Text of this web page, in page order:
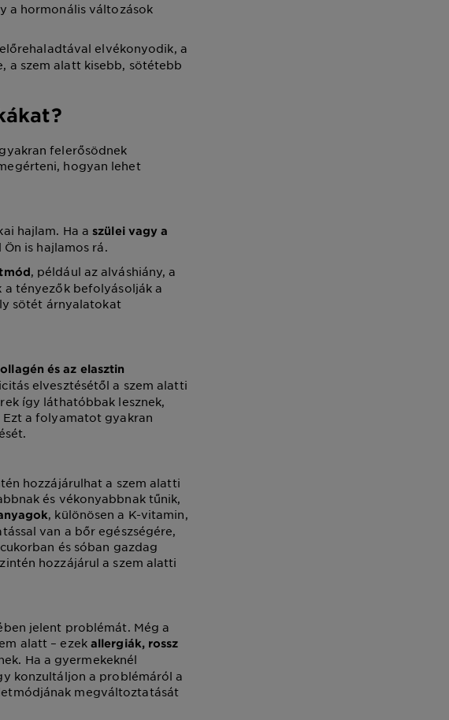
a hormonális változások
elvékonyodik, a
a szem alatt kisebb, sötétebb
felerősödnek
hogyan lehet
hajlam. Ha aszülei vagy a
is hajlamos rá.
, például az alváshiány, a
a tényezők befolyásolják a
sötét árnyalatokat
és az elasztin
elvesztésétől a szem alatti
így láthatóbbak lesznek,
Ezt a folyamatot gyakran
hozzájárulhat a szem alatti
és vékonyabbnak tűnik,
, különösen a K-vitamin,
van a bőr egészségére,
és sóban gazdag
hozzájárul a szem alatti
jelent problémát. Még a
alatt – ezek allergiák, rossz
Ha a gyermekeknél
konzultáljon a problémáról a
megváltoztatását